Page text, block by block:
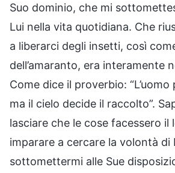
Suo dominio, che mi
Lui nella vita quotidiana. Che
a liberarci degli insetti, così
dell’amaranto, era interamente
Come dice il proverbio: “L’uomo
ma il cielo decide il raccolto”.
lasciare che le cose facessero il
imparare a cercare la volontà di
sottomettermi alle Sue